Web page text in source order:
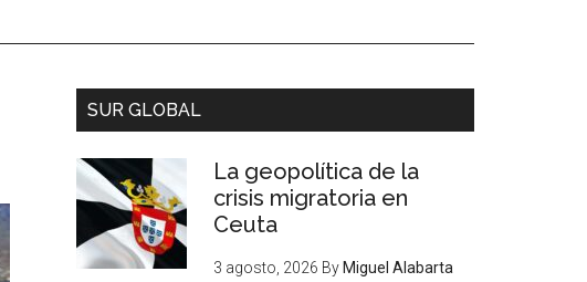
SUR GLOBAL
La geopolítica de la
crisis migratoria en
Ceuta
3 agosto, 2026 By Miguel Alabarta